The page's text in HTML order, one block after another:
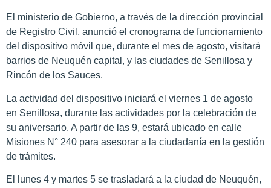
El ministerio de Gobierno, a través de la dirección provincial
de Registro Civil, anunció el cronograma de funcionamiento
del dispositivo móvil que, durante el mes de agosto, visitará
barrios de Neuquén capital, y las ciudades de Senillosa y
Rincón de los Sauces.
La actividad del dispositivo iniciará el viernes 1 de agosto
en Senillosa, durante las actividades por la celebración de
su aniversario. A partir de las 9, estará ubicado en calle
Misiones N° 240 para asesorar a la ciudadanía en la gestión
de trámites.
El lunes 4 y martes 5 se trasladará a la ciudad de Neuquén,